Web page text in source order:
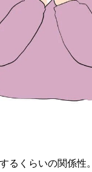
るくらいの関係性。